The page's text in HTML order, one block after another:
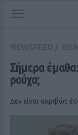
Σήμερα έμαθα:
ρούχα;
Δεν είναι ακριβώς